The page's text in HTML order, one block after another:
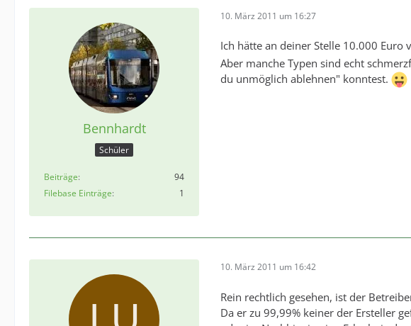
Bennhardt
Schüler
Beiträge
94
Filebase Einträge
1
10. März 2011 um 16:27
Ich hätte an deiner Stelle 10.000
Aber manche Typen sind echt
du unmöglich ablehnen" konntest.
10. März 2011 um 16:42
Rein rechtlich gesehen, ist der
Da er zu 99,99% keiner der Ersteller